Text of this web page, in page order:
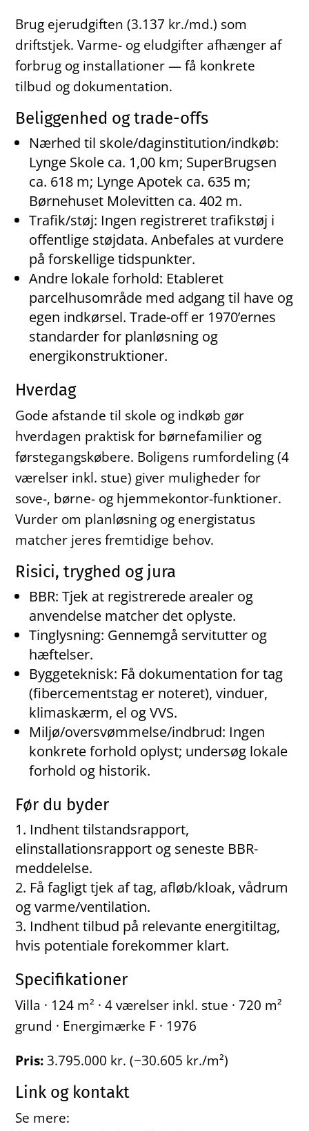
Brug ejerudgiften (3.137 kr./md.) som
driftstjek. Varme- og eludgifter afhænger af
forbrug og installationer — få konkrete
tilbud og dokumentation.
Beliggenhed og trade-offs
Nærhed til skole/daginstitution/indkøb:
Lynge Skole ca. 1,00 km; SuperBrugsen
ca. 618 m; Lynge Apotek ca. 635 m;
Børnehuset Molevitten ca. 402 m.
Trafik/støj: Ingen registreret trafikstøj i
offentlige støjdata. Anbefales at vurdere
på forskellige tidspunkter.
Andre lokale forhold: Etableret
parcelhusområde med adgang til have og
egen indkørsel. Trade-off er 1970’ernes
standarder for planløsning og
energikonstruktioner.
Hverdag
Gode afstande til skole og indkøb gør
hverdagen praktisk for børnefamilier og
førstegangskøbere. Boligens rumfordeling (4
værelser inkl. stue) giver muligheder for
sove-, børne- og hjemmekontor-funktioner.
Vurder om planløsning og energistatus
matcher jeres fremtidige behov.
Risici, tryghed og jura
BBR: Tjek at registrerede arealer og
anvendelse matcher det oplyste.
Tinglysning: Gennemgå servitutter og
hæftelser.
Byggeteknisk: Få dokumentation for tag
(fibercementstag er noteret), vinduer,
klimaskærm, el og VVS.
Miljø/oversvømmelse/indbrud: Ingen
konkrete forhold oplyst; undersøg lokale
forhold og historik.
Før du byder
Indhent tilstandsrapport,
elinstallationsrapport og seneste BBR-
meddelelse.
Få fagligt tjek af tag, afløb/kloak, vådrum
og varme/ventilation.
Indhent tilbud på relevante energitiltag,
hvis potentiale forekommer klart.
Specifikationer
Villa · 124 m² · 4 værelser inkl. stue · 720 m²
grund · Energimærke F · 1976
Pris:3.795.000 kr. (~30.605 kr./m²)
Link og kontakt
Se mere: